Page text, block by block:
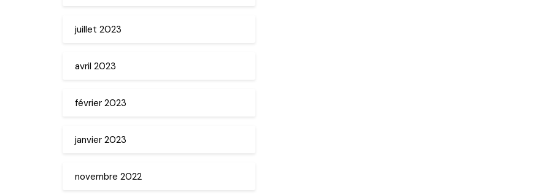
juillet 2023
avril 2023
février 2023
janvier 2023
novembre 2022